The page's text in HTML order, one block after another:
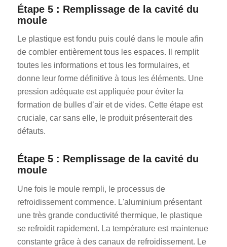
Étape 5 : Remplissage de la cavité du
moule
Le plastique est fondu puis coulé dans le moule afin
de combler entièrement tous les espaces. Il remplit
toutes les informations et tous les formulaires, et
donne leur forme définitive à tous les éléments. Une
pression adéquate est appliquée pour éviter la
formation de bulles d’air et de vides. Cette étape est
cruciale, car sans elle, le produit présenterait des
défauts.
Étape 5 : Remplissage de la cavité du
moule
Une fois le moule rempli, le processus de
refroidissement commence. L'aluminium présentant
une très grande conductivité thermique, le plastique
se refroidit rapidement. La température est maintenue
constante grâce à des canaux de refroidissement. Le